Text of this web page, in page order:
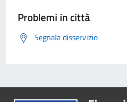
Problemi in città
Segnala disservizio